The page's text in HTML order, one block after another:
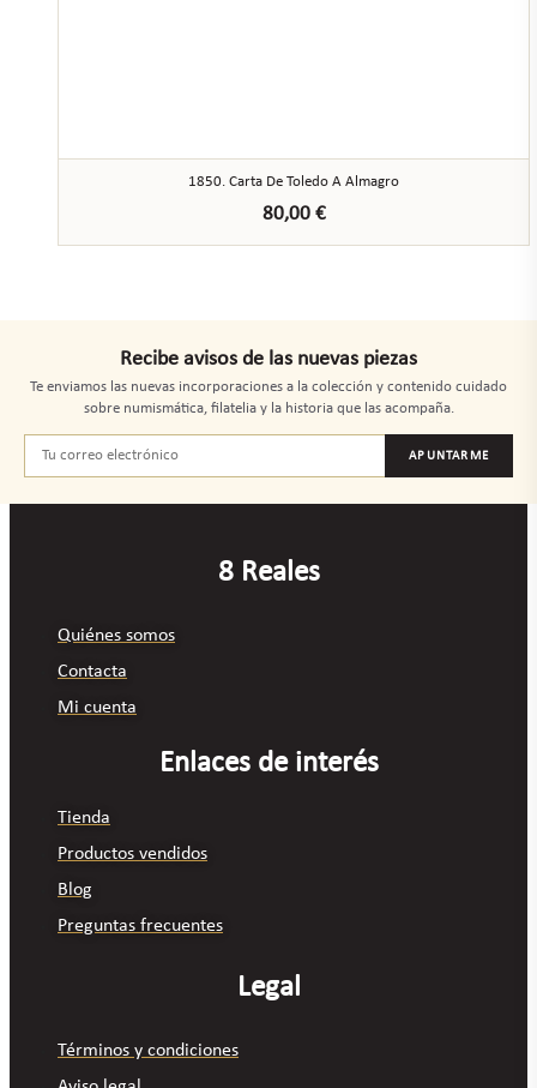
1850. Carta De Toledo A Almagro
80,00 €
Recibe avisos de las nuevas piezas
Te enviamos las nuevas incorporaciones a la colección y contenido cuidado
sobre numismática, filatelia y la historia que las acompaña.
APUNTARME
8 Reales
Quiénes somos
Contacta
Mi cuenta
Enlaces de interés
Tienda
Productos vendidos
Blog
Preguntas frecuentes
Legal
Términos y condiciones